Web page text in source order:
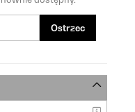
Ostrzec